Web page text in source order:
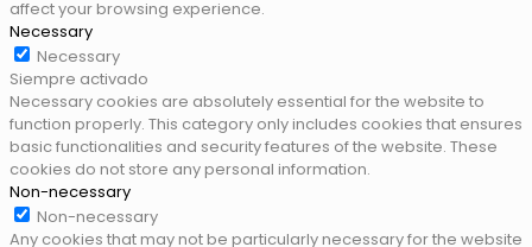
affect your browsing experience.
Necessary
Necessary
Siempre activado
Necessary cookies are absolutely essential for the website to
function properly. This category only includes cookies that ensures
basic functionalities and security features of the website. These
cookies do not store any personal information.
Non-necessary
Non-necessary
Any cookies that may not be particularly necessary for the website